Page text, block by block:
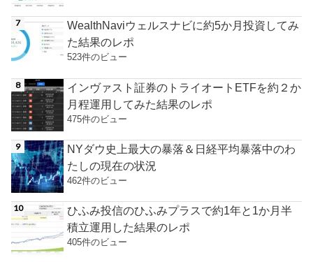
WealthNaviウェルスナビに約5か月投資してみ
た結果のレポ
523件のビュー
インヴァスト証券のトライオートETFを約２か
月程運用してみた結果のレポ
475件のビュー
NYダウ史上最大の暴落＆日経平均暴落中のわ
たしの現在の状況
462件のビュー
ひふみ投信のひふみプラスで約1年と1か月半
積立運用した結果のレポ
405件のビュー